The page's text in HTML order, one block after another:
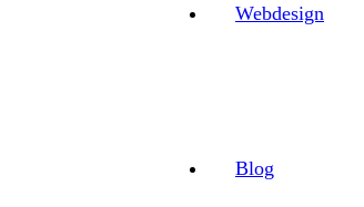
Webdesign
Blog